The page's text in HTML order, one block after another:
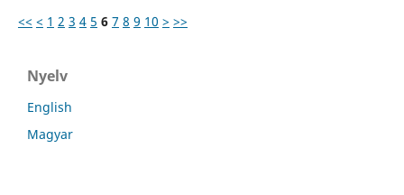
<< < 1 2 3 4 5 6 7 8 9 10 > >>
Nyelv
English
Magyar